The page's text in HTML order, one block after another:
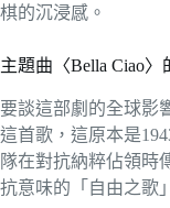
棋的沉浸感。
主題曲〈Bella Ciao〉
要談這部劇的全球影
這首歌，這原本是
隊在對抗納粹佔領時
抗意味的「自由之歌